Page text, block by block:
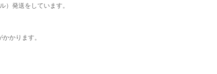
発送をしています。
かります。